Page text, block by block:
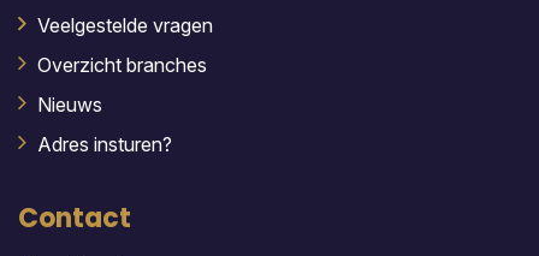
Veelgestelde vragen
Overzicht branches
Nieuws
Adres insturen?
Contact